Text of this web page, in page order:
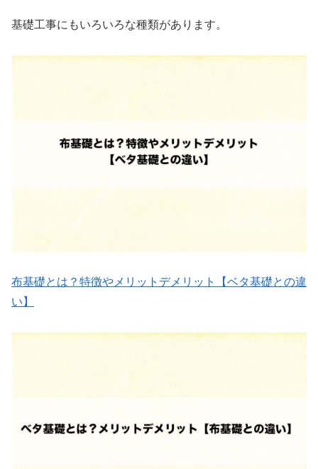
基礎工事にもいろいろな種類があります。
布基礎とは？特徴やメリットデメリット【ベタ基礎との違
い】